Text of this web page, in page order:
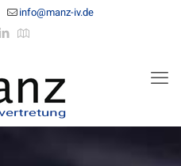
info@manz-iv.de